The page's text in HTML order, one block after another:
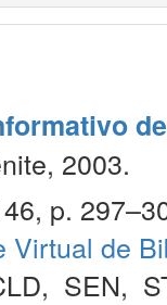
2003.
p.
Virtual de
, SEN,